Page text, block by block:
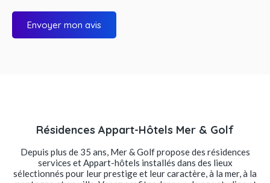
Envoyer mon avis
Résidences Appart-Hôtels Mer & Golf
Depuis plus de 35 ans, Mer & Golf propose des résidences
services et Appart-hôtels installés dans des lieux
sélectionnés pour leur prestige et leur caractère, à la mer, à la